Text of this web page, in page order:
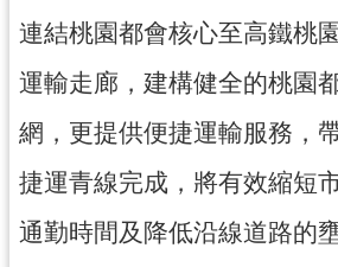
平
臺
政
府
資
公
連結桃園都會核心至高鐵桃
運輸走廊，建構健全的桃園
網，更提供便捷運輸服務，
捷運青線完成，將有效縮短
通勤時間及降低沿線道路的